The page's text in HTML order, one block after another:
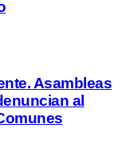
Asambleas
al